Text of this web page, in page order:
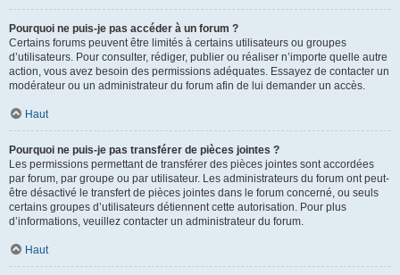
Pourquoi ne puis-je pas accéder à un forum ?
Certains forums peuvent être limités à certains utilisateurs ou groupes
d’utilisateurs. Pour consulter, rédiger, publier ou réaliser n’importe quelle autre
action, vous avez besoin des permissions adéquates. Essayez de contacter un
modérateur ou un administrateur du forum afin de lui demander un accès.
Haut
Pourquoi ne puis-je pas transférer de pièces jointes ?
Les permissions permettant de transférer des pièces jointes sont accordées
par forum, par groupe ou par utilisateur. Les administrateurs du forum ont peut-
être désactivé le transfert de pièces jointes dans le forum concerné, ou seuls
certains groupes d’utilisateurs détiennent cette autorisation. Pour plus
d’informations, veuillez contacter un administrateur du forum.
Haut